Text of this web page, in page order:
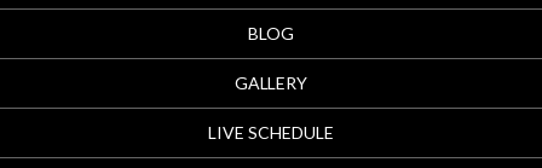
BLOG
GALLERY
LIVE SCHEDULE